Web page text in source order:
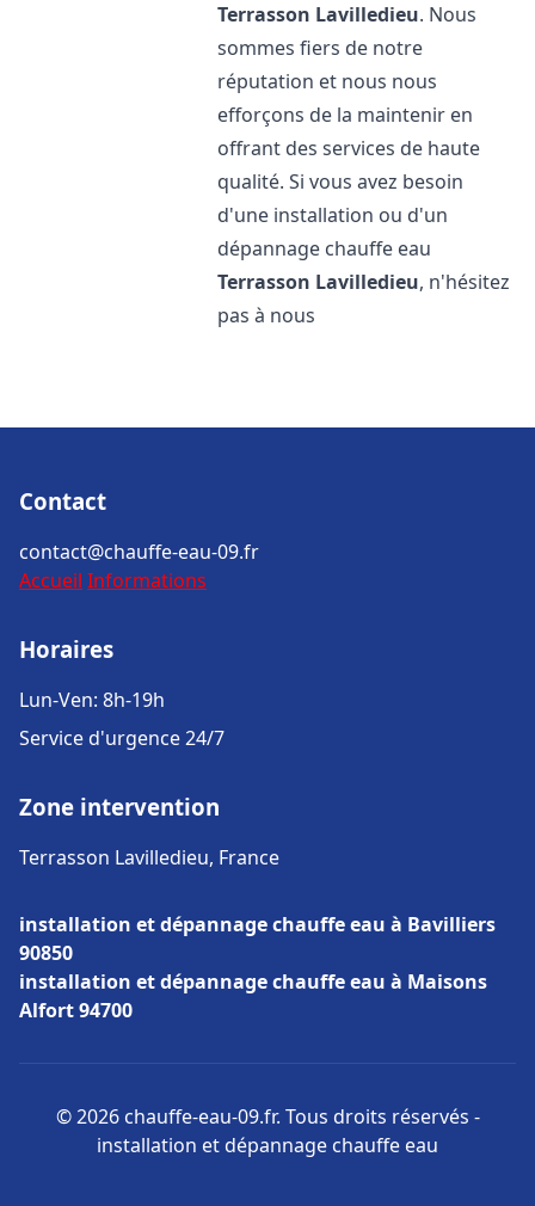
Terrasson Lavilledieu. Nous
sommes fiers de notre
réputation et nous nous
efforçons de la maintenir en
offrant des services de haute
qualité. Si vous avez besoin
d'une installation ou d'un
dépannage chauffe eau
Terrasson Lavilledieu, n'hésitez
pas à nous
Contact
contact@chauffe-eau-09.fr
Accueil Informations
Horaires
Lun-Ven: 8h-19h
Service d'urgence 24/7
Zone intervention
Terrasson Lavilledieu, France
installation et dépannage chauffe eau à Bavilliers
90850
installation et dépannage chauffe eau à Maisons
Alfort 94700
© 2026 chauffe-eau-09.fr. Tous droits réservés -
installation et dépannage chauffe eau